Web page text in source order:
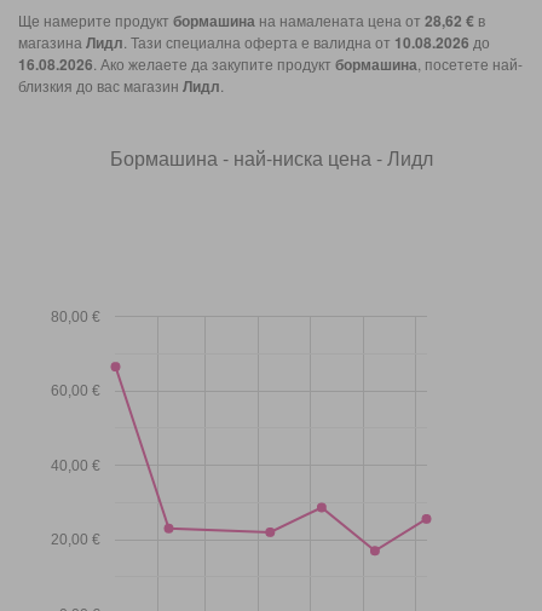
Ще намерите продукт бормашина на намалената цена от 28,62 € в
магазина Лидл . Тази специална оферта е валидна от 10.08.2026 до
16.08.2026 . Ако желаете да закупите продукт бормашина , посетете най-
близкия до вас магазин Лидл
Бормашина - най-ниска цена - Лидл
20,00 €
40,00 €
60,00 €
80,00 €